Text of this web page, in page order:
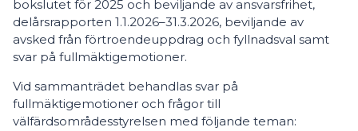
bokslutet för 2025 och beviljande av ansvarsfrihet,
delårsrapporten 1.1.2026–31.3.2026, beviljande av
avsked från förtroendeuppdrag och fyllnadsval samt
svar på fullmäktigemotioner.
Vid sammanträdet behandlas svar på
fullmäktigemotioner och frågor till
välfärdsområdesstyrelsen med följande teman: